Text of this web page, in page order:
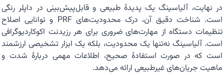
در نهایت، آلیاسینگ یک پدیدهٔ طبیعی و قابل‌پیش‌بینی در داپلر رنگی
است. شناخت دقیق آن، درک محدودیت‌های PRF و توانایی اصلاح
تنظیمات دستگاه از مهارت‌های ضروری برای هر رزیدنت اکوکاردیوگرافی
است. آلیاسینگ نه‌تنها یک محدودیت، بلکه یک ابزار تشخیصی ارزشمند
است که در صورت استفادهٔ صحیح، اطلاعات مهمی دربارهٔ شدت و
ماهیت جریان‌های غیرطبیعی ارائه می‌دهد.